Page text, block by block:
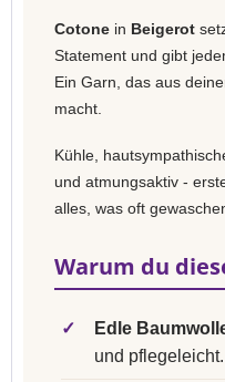
Cotone in Beigerot
Statement und gibt
Ein Garn, das aus
macht.
Kühle,
und atmungsaktiv -
alles, was oft
Warum du
✓ Edle
und pflegeleicht.